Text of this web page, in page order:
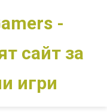
-
сайт за
игри